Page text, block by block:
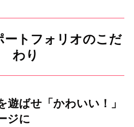
ートフォリオのこだ
わり
遊ばせ「かわいい！」
ジに